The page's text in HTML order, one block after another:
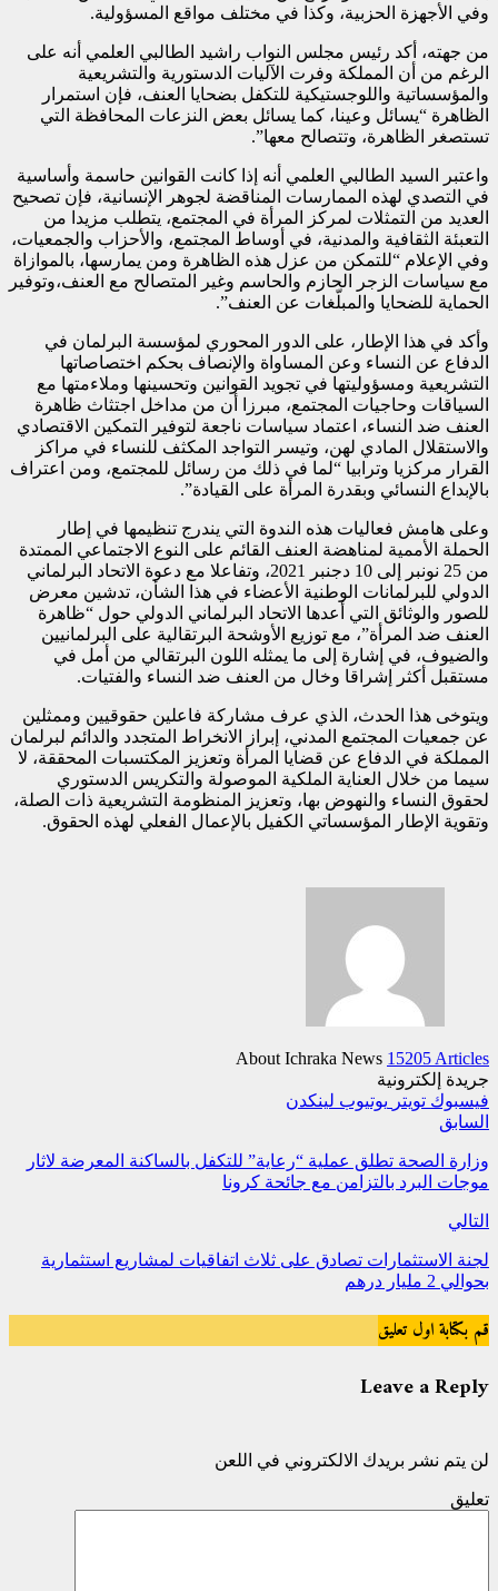
وفي الأجهزة الحزبية، وكذا في مختلف مواقع المسؤولية.
من جهته، أكد رئيس مجلس النواب راشيد الطالبي العلمي أنه على
الرغم من أن المملكة وفرت الآليات الدستورية والتشريعية
والمؤسساتية واللوجستيكية للتكفل بضحايا العنف، فإن استمرار
الظاهرة “يسائل وعينا، كما يسائل بعض النزعات المحافظة التي
تستصغر الظاهرة، وتتصالح معها”.
واعتبر السيد الطالبي العلمي أنه إذا كانت القوانين حاسمة وأساسية
في التصدي لهذه الممارسات المناقضة لجوهر الإنسانية، فإن تصحيح
العديد من التمثلات لمركز المرأة في المجتمع، يتطلب مزيدا من
التعبئة الثقافية والمدنية، في أوساط المجتمع، والأحزاب والجمعيات،
وفي الإعلام “للتمكن من عزل هذه الظاهرة ومن يمارسها، بالموازاة
مع سياسات الزجر الحازم والحاسم وغير المتصالح مع العنف،وتوفير
الحماية للضحايا والمبلّغات عن العنف”.
وأكد في هذا الإطار، على الدور المحوري لمؤسسة البرلمان في
الدفاع عن النساء وعن المساواة والإنصاف بحكم اختصاصاتها
التشريعية ومسؤوليتها في تجويد القوانين وتحسينها وملاءمتها مع
السياقات وحاجيات المجتمع، مبرزا أن من مداخل اجتثاث ظاهرة
العنف ضد النساء، اعتماد سياسات ناجعة لتوفير التمكين الاقتصادي
والاستقلال المادي لهن، وتيسر التواجد المكثف للنساء في مراكز
القرار مركزيا وترابيا “لما في ذلك من رسائل للمجتمع، ومن اعتراف
بالإبداع النسائي وبقدرة المرأة على القيادة”.
وعلى هامش فعاليات هذه الندوة التي يندرج تنظيمها في إطار
الحملة الأممية لمناهضة العنف القائم على النوع الاجتماعي الممتدة
من 25 نونبر إلى 10 دجنبر 2021، وتفاعلا مع دعوة الاتحاد البرلماني
الدولي للبرلمانات الوطنية الأعضاء في هذا الشأن، تدشين معرض
للصور والوثائق التي أعدها الاتحاد البرلماني الدولي حول “ظاهرة
العنف ضد المرأة”، مع توزيع الأوشحة البرتقالية على البرلمانيين
والضيوف، في إشارة إلى ما يمثله اللون البرتقالي من أمل في
مستقبل أكثر إشراقا وخال من العنف ضد النساء والفتيات.
ويتوخى هذا الحدث، الذي عرف مشاركة فاعلين حقوقيين وممثلين
عن جمعيات المجتمع المدني، إبراز الانخراط المتجدد والدائم لبرلمان
المملكة في الدفاع عن قضايا المرأة وتعزيز المكتسبات المحققة، لا
سيما من خلال العناية الملكية الموصولة والتكريس الدستوري
لحقوق النساء والنهوض بها، وتعزيز المنظومة التشريعية ذات الصلة،
وتقوية الإطار المؤسساتي الكفيل بالإعمال الفعلي لهذه الحقوق.
About Ichraka News 15205 Articles
جريدة إلكترونية
فيسبوك تويتر يوتيوب لينكدن
السابق
وزارة الصحة تطلق عملية “رعاية” للتكفل بالساكنة المعرضة لاثار
موجات البرد بالتزامن مع جائحة كرونا
التالي
لجنة الاستثمارات تصادق على ثلاث اتفاقيات لمشاريع استثمارية
بحوالي 2 مليار درهم
قم بكتابة اول تعليق
Leave a Reply
لن يتم نشر بريدك الالكتروني في اللعن
تعليق